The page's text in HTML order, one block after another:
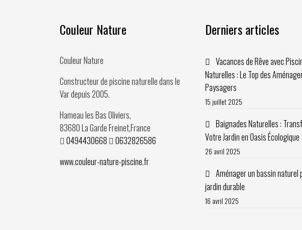
Couleur Nature
Couleur Nature
Constructeur de piscine naturelle dans le
Var depuis2005.
Hameau les Bas Oliviers,
83680La Garde Freinet,France
0494430668
0632826586
www.couleur-nature-piscine.fr
Derniers articles
Vacances de Rêve avec
Naturelles : Le Top des
Paysagers
15 juillet 2025
Baignades Naturelles :
Votre Jardin en Oasis Écologique
26 avril 2025
Aménager un bassin naturel
jardin durable
16 avril 2025